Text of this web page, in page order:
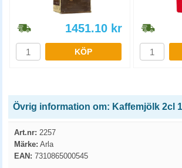
1451.10 kr
KÖP
Övrig information om: Kaffemjölk 2cl
Art.nr: 2257
Märke: Arla
EAN: 7310865000545